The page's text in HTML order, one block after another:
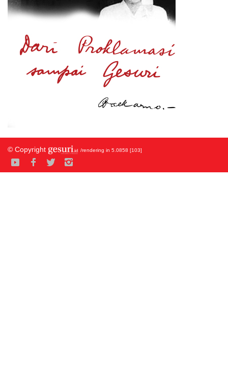
© Copyright /rendering in 5.0858 [103]